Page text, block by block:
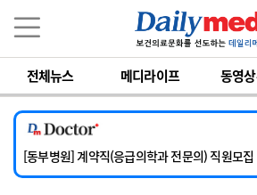
전체뉴스 메디라이프 동영
[서울아산병원] 2026년 하반기 인턴 모집
[영남대학교의료원] 마취통증의학과 임기제 임
[충남대학교병원] 소아청소년과(소아응급전담)
[동부병원] 계약직(응급의학과 전문의) 직원모집
[이대목동병원] 하반기 전공의(레지던트1년차)